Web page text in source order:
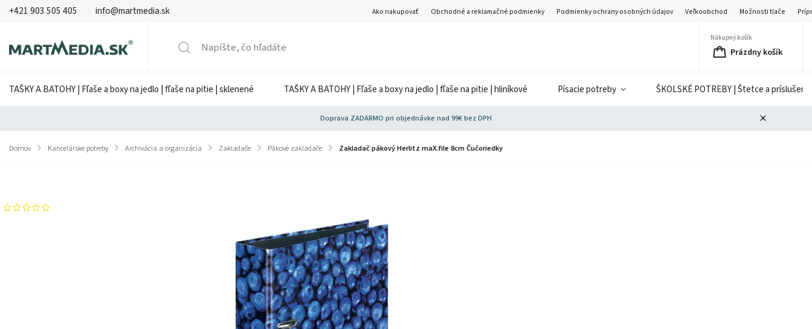
+421 903 505 405 info@martmedia.sk Ako nakupovať Obchodné a reklamačné podmienky Podmienky ochrany osobných údajov Veľkoobchod Možnosti tlače
Nákupný košík
Prázdny košík
TAŠKY A BATOHY | Fľaše a boxy na jedlo | fľaše na pitie | sklenené TAŠKY A BATOHY | Fľaše a boxy na jedlo | fľaše na pitie | hliníkové Písacie potreby ŠKOLSKÉ POTREBY | Štetce a
Doprava ZADARMO pri objednávke nad 99€ bez DPH
Domov / Kancelárske potreby / Archivácia a organizácia / Zakladače / Pákové zakladače / Zakladač pákový Herlitz maX.file 8cm Čučoriedky